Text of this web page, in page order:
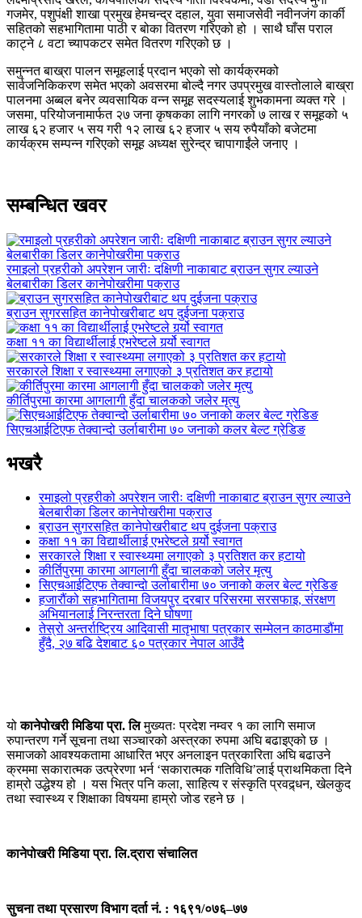
गजमेर, पशुपंक्षी शाखा प्रमुख हेमचन्द्र दहाल, युवा समाजसेवी नवीनजंग कार्की
सहितको सहभागितामा पाठी र बोका वितरण गरिएको हो । साथै घाँस पराल
काट्ने ८ वटा च्यापकटर समेत वितरण गरिएको छ ।
समुन्नत बाख्रा पालन समूहलाई प्रदान भएको सो कार्यक्रमको
सार्वजनिकिकरण समेत भएको अवसरमा बोल्दै नगर उपप्रमुख वास्तोलाले बाख्रा
पालनमा अब्बल बनेर व्यवसायिक वन्न समूह सदस्यलाई शुभकामना व्यक्त गरे ।
जसमा, परियोजनामार्फत २७ जना कृषकका लागि नगरको ७ लाख र समूहको ५
लाख ६२ हजार ५ सय गरी १२ लाख ६२ हजार ५ सय रुपैयाँको बजेटमा
कार्यक्रम सम्पन्न गरिएको समूह अध्यक्ष सुरेन्द्र चापागाईंले जनाए ।
सम्बन्धित खवर
रमाइलो प्रहरीको अपरेशन जारीः दक्षिणी नाकाबाट ब्राउन सुगर ल्याउने
बेलबारीका डिलर कानेपोखरीमा पक्राउ
ब्राउन सुगरसहित कानेपोखरीबाट थप दुईजना पक्राउ
कक्षा ११ का विद्यार्थीलाई एभरेष्टले गर्र्यो स्वागत
सरकारले शिक्षा र स्वास्थ्यमा लगाएको ३ प्रतिशत कर हटायो
कीर्तिपुरमा कारमा आगलागी हुँदा चालकको जलेर मृत्यु
सिएचआईटिएफ तेक्वान्दो उर्लाबारीमा ७० जनाको कलर बेल्ट ग्रेडिङ
भखरै
रमाइलो प्रहरीको अपरेशन जारीः दक्षिणी नाकाबाट ब्राउन सुगर ल्याउने
बेलबारीका डिलर कानेपोखरीमा पक्राउ
ब्राउन सुगरसहित कानेपोखरीबाट थप दुईजना पक्राउ
कक्षा ११ का विद्यार्थीलाई एभरेष्टले गर्र्यो स्वागत
सरकारले शिक्षा र स्वास्थ्यमा लगाएको ३ प्रतिशत कर हटायो
कीर्तिपुरमा कारमा आगलागी हुँदा चालकको जलेर मृत्यु
सिएचआईटिएफ तेक्वान्दो उर्लाबारीमा ७० जनाको कलर बेल्ट ग्रेडिङ
हजारौंको सहभागितामा विजयपुर दरबार परिसरमा सरसफाइ, संरक्षण
अभियानलाई निरन्तरता दिने घोषणा
तेस्रो अन्तर्राष्ट्रिय आदिवासी मातृभाषा पत्रकार सम्मेलन काठमाडौंमा
हुँदै, २७ बढि देशबाट ६० पत्रकार नेपाल आउँदै
योकानेपोखरी मिडिया प्रा. लिमुख्यतः प्रदेश नम्वर १ का लागि समाज
रुपान्तरण गर्ने सूचना तथा सञ्चारको अस्त्रका रुपमा अघि बढाइएको छ ।
समाजको आवश्यकतामा आधारित भएर अनलाइन पत्रकारिता अघि बढाउने
क्रममा सकारात्मक उत्प्रेरणा भर्न ‘सकारात्मक गतिविधि’लाई प्राथमिकता दिने
हाम्रो उद्धेश्य हो । यस भित्र पनि कला, साहित्य र संस्कृति प्रवद्र्धन, खेलकुद
तथा स्वास्थ्य र शिक्षाका विषयमा हाम्रो जोड रहने छ ।
कानेपोखरी मिडिया प्रा. लि.द्रारा संचालित
सुचना तथा प्रसारण विभाग दर्ता नं. : १६९१/०७६–७७